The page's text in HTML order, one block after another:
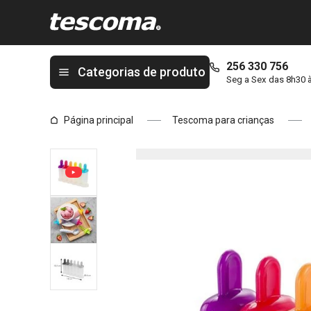
Categorias de produto 256 330 756
Seg a Sex das 8h30
Página principal Tescoma para crianças